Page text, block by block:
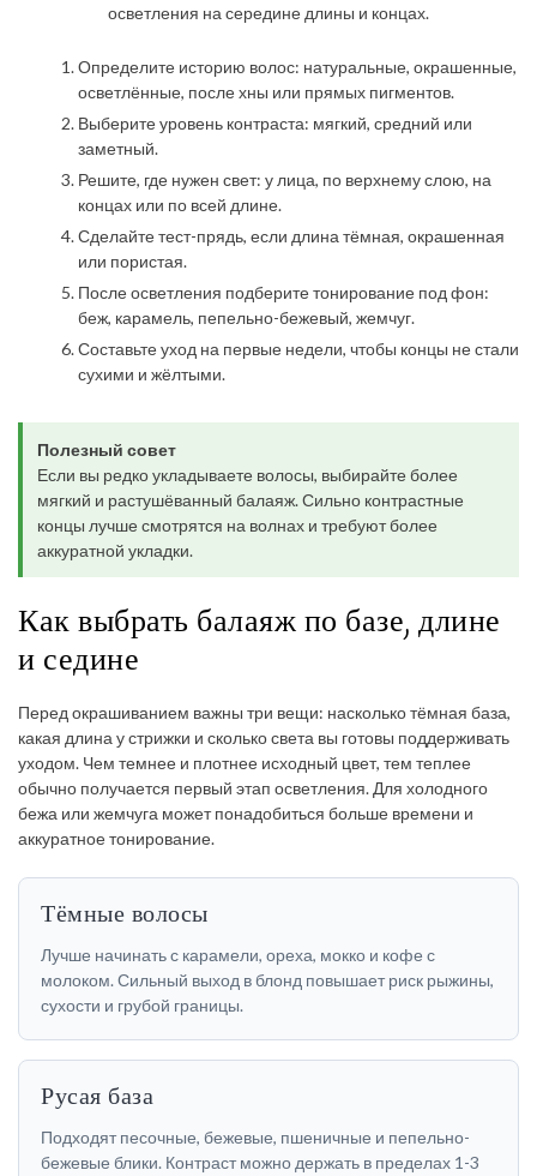
осветления на середине длины и концах.
Определите историю волос: натуральные, окрашенные,
осветлённые, после хны или прямых пигментов.
Выберите уровень контраста: мягкий, средний или
заметный.
Решите, где нужен свет: у лица, по верхнему слою, на
концах или по всей длине.
Сделайте тест-прядь, если длина тёмная, окрашенная
или пористая.
После осветления подберите тонирование под фон:
беж, карамель, пепельно-бежевый, жемчуг.
Составьте уход на первые недели, чтобы концы не стали
сухими и жёлтыми.
Полезный совет
Если вы редко укладываете волосы, выбирайте более
мягкий и растушёванный балаяж. Сильно контрастные
концы лучше смотрятся на волнах и требуют более
аккуратной укладки.
Как выбрать балаяж по базе, длине
и седине
Перед окрашиванием важны три вещи: насколько тёмная база,
какая длина у стрижки и сколько света вы готовы поддерживать
уходом. Чем темнее и плотнее исходный цвет, тем теплее
обычно получается первый этап осветления. Для холодного
бежа или жемчуга может понадобиться больше времени и
аккуратное тонирование.
Тёмные волосы
Лучше начинать с карамели, ореха, мокко и кофе с
молоком. Сильный выход в блонд повышает риск рыжины,
сухости и грубой границы.
Русая база
Подходят песочные, бежевые, пшеничные и пепельно-
бежевые блики. Контраст можно держать в пределах 1-3